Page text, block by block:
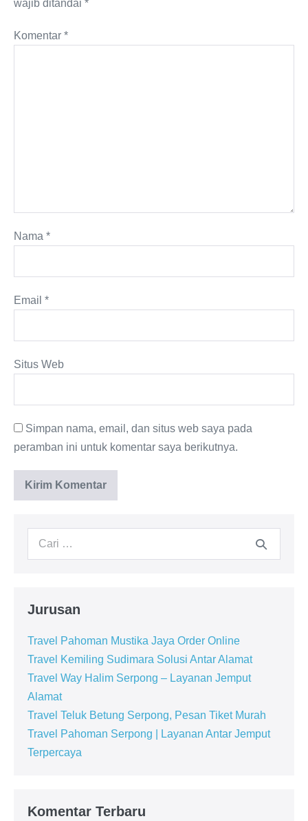
wajib ditandai *
Komentar *
Nama *
Email *
Situs Web
Simpan nama, email, dan situs web saya pada
peramban ini untuk komentar saya berikutnya.
Jurusan
Travel Pahoman Mustika Jaya Order Online
Travel Kemiling Sudimara Solusi Antar Alamat
Travel Way Halim Serpong – Layanan Jemput
Alamat
Travel Teluk Betung Serpong, Pesan Tiket Murah
Travel Pahoman Serpong | Layanan Antar Jemput
Terpercaya
Komentar Terbaru